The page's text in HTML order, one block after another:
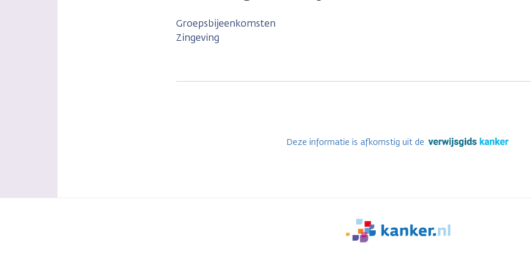
Groepsbijeenkomsten
Zingeving
Deze informatie is afkomstig uit de
We